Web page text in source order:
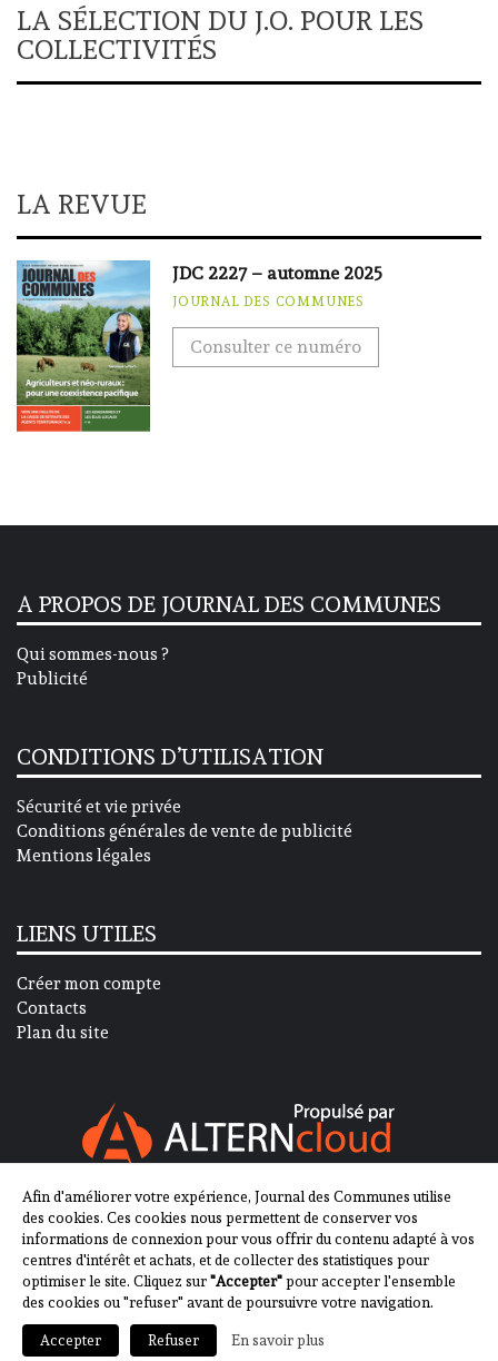
LA SÉLECTION DU J.O. POUR LES
COLLECTIVITÉS
LA REVUE
JDC 2227 – automne 2025
JOURNAL DES COMMUNES
Consulter ce numéro
A PROPOS DE JOURNAL DES COMMUNES
Qui sommes-nous ?
Publicité
CONDITIONS D’UTILISATION
Sécurité et vie privée
Conditions générales de vente de publicité
Mentions légales
LIENS UTILES
Créer mon compte
Contacts
Plan du site
SUIVEZ-NOUS SUR
2013-2023 - Journal des Communes ©
Afin d'améliorer votre expérience, Journal des Communes utilise
des cookies. Ces cookies nous permettent de conserver vos
informations de connexion pour vous offrir du contenu adapté à vos
centres d'intérêt et achats, et de collecter des statistiques pour
optimiser le site. Cliquez sur"Accepter"pour accepter l'ensemble
des cookies ou "refuser" avant de poursuivre votre navigation.
Accepter Refuser En savoir plus